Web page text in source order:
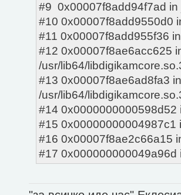
#9 0x00007f8add94f7ad in
#10 0x00007f8add9550d0
#11 0x00007f8add955f36
#12 0x00007f8ae6acc625
/usr/lib64/
#13 0x00007f8ae6ad8fa3
/usr/lib64/
#14 0x0000000000598d52
#15 0x00000000004987c1
#16 0x00007f8ae2c66a15
#17 0x000000000049a96d